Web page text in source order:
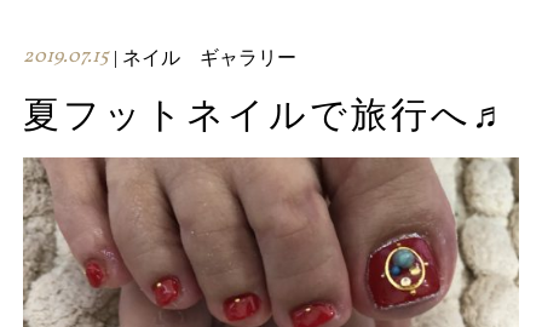
2019.07.15| ネイル ギャラリー
夏フットネイルで旅行へ♬